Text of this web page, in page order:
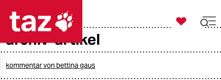
taz zahl ich

taz zahl ich
archiv-artikel
kommentar von bettina gaus